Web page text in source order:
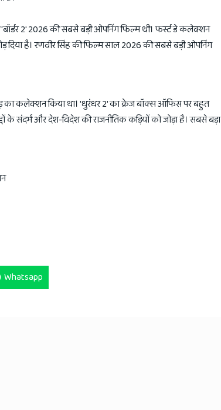
2' 2026 की सबसे बड़ी ओपनिंग फिल्म थी। फर्स्ट डे कलेक्शन
दिया है। रणवीर सिंह की फिल्म साल 2026 की सबसे बड़ी ओपनिंग
का कलेक्शन किया था। 'धुरंधर 2' का क्रेज बॉक्स ऑफिस पर बहुत
के संदर्भ और देश-विदेश की राजनीतिक कड़ियों को जोड़ा है। सबसे बड़ा
Whatsapp